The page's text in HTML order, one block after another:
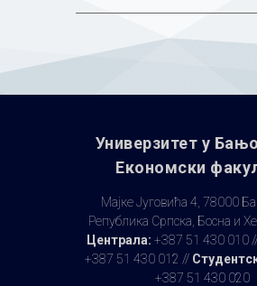
Универзитет у
Економски
Мајке Југовића 4, 78000
Република Српска, Босна и
Централа: +387 51 430 010
+387 51 430 012 //
+387 51 430 020